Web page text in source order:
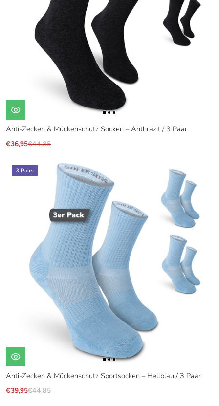
Anti-Zecken & Mückenschutz Socken – Anthrazit / 3 Paar
€36,95€44,85
3 Pairs
Anti-Zecken & Mückenschutz Sportsocken – Hellblau / 3 Paar
€39,95€44,85